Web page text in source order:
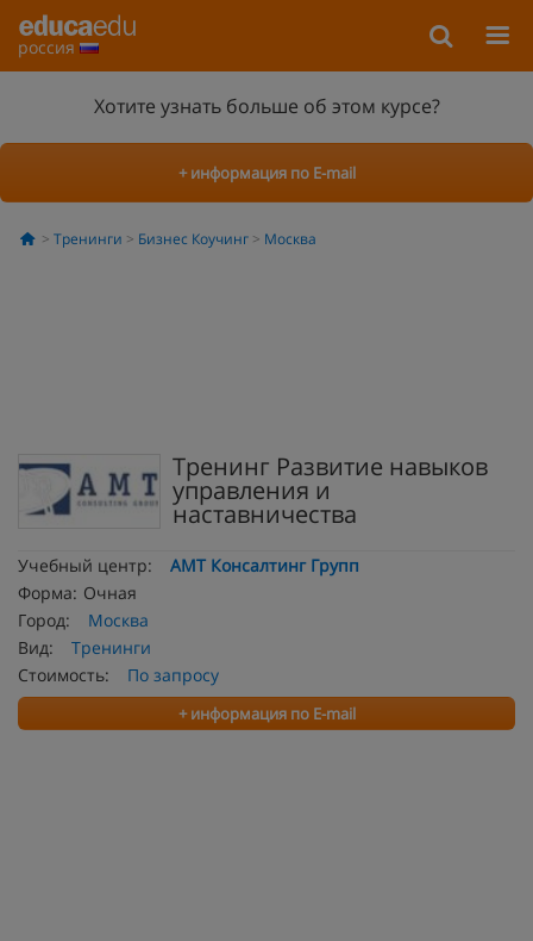
россия
Хотите узнать больше об этом курсе?
+ информация по E-mail
Тренинги Бизнес Коучинг Москва
Тренинг Развитие навыков
управления и
наставничества
Учебный центр:
АМТ Консалтинг Групп
Форма: Очная
Город:
Москва
Вид:
Тренинги
Стоимость:
По запросу
+ информация по E-mail